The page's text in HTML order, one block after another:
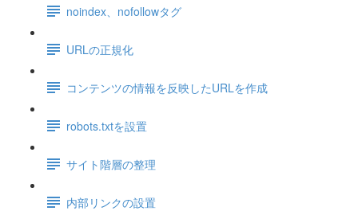
noindex、nofollowタグ
URLの正規化
コンテンツの情報を反映したURLを作成
robots.txtを設置
サイト階層の整理
内部リンクの設置